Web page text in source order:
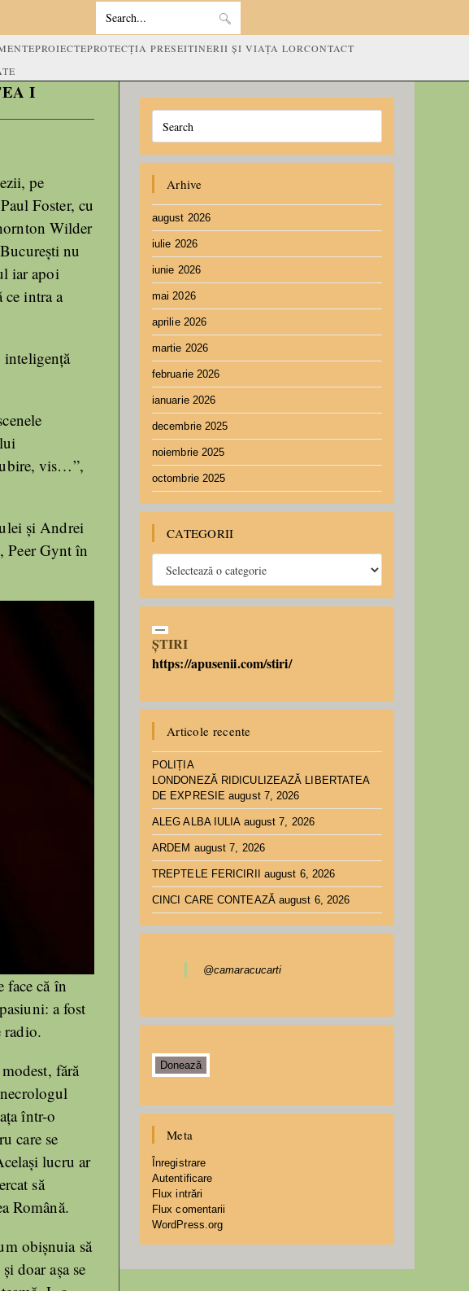
Search
this
website
PROIECTEPROTECȚIA PRESEITINERII ȘI VIAȚA LORCONTACT
I
pe
Foster, cu
Wilder
nu
iar apoi
ce intra a
inteligență
vis…”,
și Andrei
Peer Gynt în
că în
a fost
radio.
fără
într-o
care se
lucru ar
să
Română.
obişnuia să
doar aşa se
Arhive
august 2026
iulie 2026
iunie 2026
mai 2026
aprilie 2026
martie 2026
februarie 2026
ianuarie 2026
decembrie 2025
noiembrie 2025
octombrie 2025
CATEGORII
ȘTIRI
https://apusenii.com/stiri/
Articole recente
POLIȚIA
LONDONEZĂ RIDICULIZEAZĂ LIBERTATEA
DE EXPRESIE august 7, 2026
ALEG ALBA IULIA august 7, 2026
ARDEM august 7, 2026
TREPTELE FERICIRII august 6, 2026
CINCI CARE CONTEAZĂ august 6, 2026
@camaracucarti
Donează
Meta
Înregistrare
Autentificare
Flux intrări
Flux comentarii
WordPress.org